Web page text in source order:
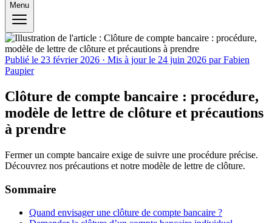
Menu
Publié le 23 février 2026 · Mis à jour le 24 juin 2026 par Fabien
Paupier
Clôture de compte bancaire : procédure,
modèle de lettre de clôture et précautions
à prendre
Fermer un compte bancaire exige de suivre une procédure précise.
Découvrez nos précautions et notre modèle de lettre de clôture.
Sommaire
Quand envisager une clôture de compte bancaire ?